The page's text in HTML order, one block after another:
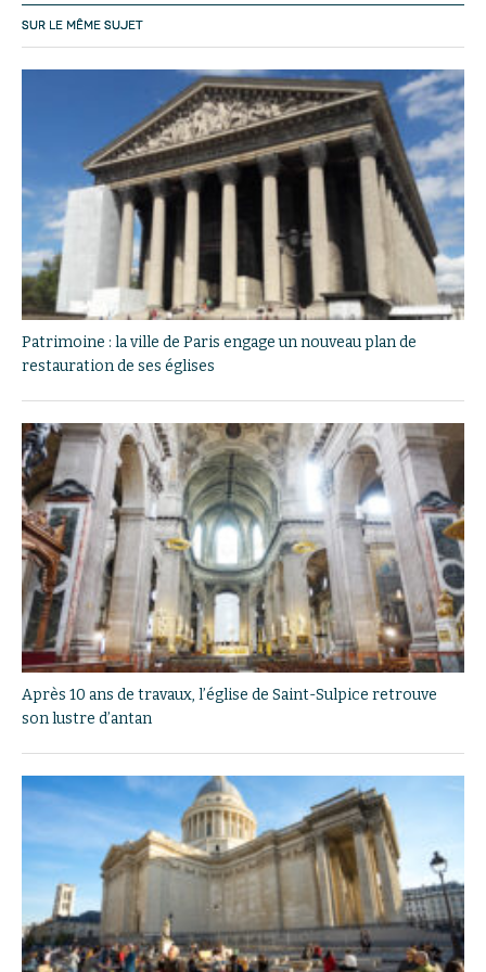
SUR LE MÊME SUJET
Patrimoine : la ville de Paris engage un nouveau plan de
restauration de ses églises
Après 10 ans de travaux, l’église de Saint-Sulpice retrouve
son lustre d’antan